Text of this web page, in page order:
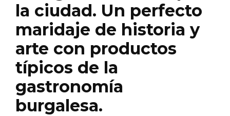
la ciudad. Un perfecto
maridaje de historia y
arte con productos
típicos de la
gastronomía
burgalesa.